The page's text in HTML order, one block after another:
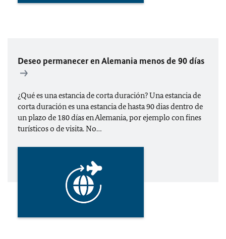
Deseo permanecer en Alemania menos de 90 días
¿Qué es una estancia de corta duración? Una estancia de
corta duración es una estancia de hasta 90 dias dentro de
un plazo de 180 días en Alemania, por ejemplo con fines
turísticos o de visita. No…